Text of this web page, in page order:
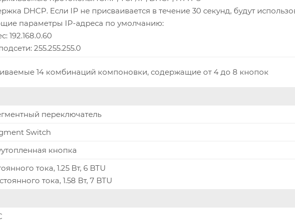
DHCP. Если IP не присваивается в течение 30 секунд, будут
параметры IP-адреса по умолчанию:
192.168.0.60
255.255.255.0
14 комбинаций компоновки, содержащие от 4 до 8 кнопок
переключатель
Switch
кнопка
тока, 1.25 Вт, 6 BTU
тока, 1.58 Вт, 7 BTU